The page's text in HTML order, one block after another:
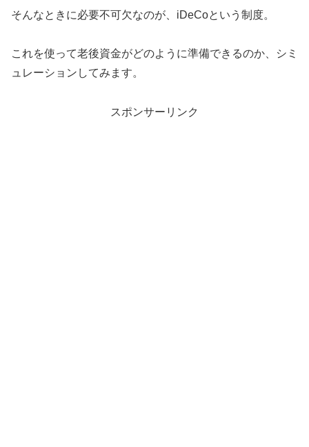
そんなときに必要不可欠なのが、iDeCoという制度。
これを使って老後資金がどのように準備できるのか、シミ
ュレーションしてみます。
スポンサーリンク